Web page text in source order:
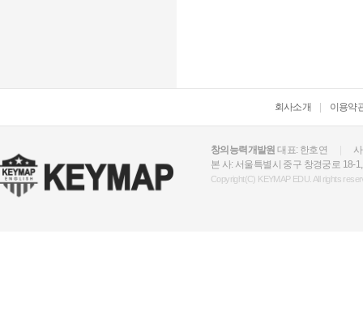
회사소개 이용약
창의능력개발원 대표: 한호연
본 사: 서울특별시 중구 창경궁로 18-
Copyright(C) KEYMAP EDU. All rights